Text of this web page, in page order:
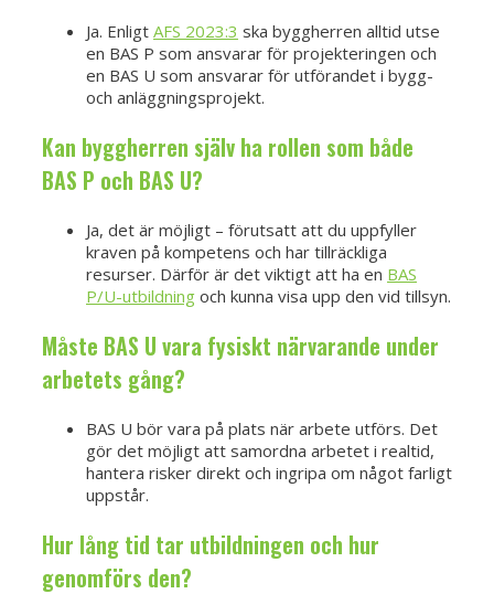
Ja. Enligt AFS 2023:3 ska byggherren alltid utse
en BAS P som ansvarar för projekteringen och
en BAS U som ansvarar för utförandet i bygg-
och anläggningsprojekt.
Kan byggherren själv ha rollen som både
BAS P och BAS U?
Ja, det är möjligt – förutsatt att du uppfyller
kraven på kompetens och har tillräckliga
resurser. Därför är det viktigt att ha en BAS
P/U-utbildning och kunna visa upp den vid tillsyn.
Måste BAS U vara fysiskt närvarande under
arbetets gång?
BAS U bör vara på plats när arbete utförs. Det
gör det möjligt att samordna arbetet i realtid,
hantera risker direkt och ingripa om något farligt
uppstår.
Hur lång tid tar utbildningen och hur
genomförs den?